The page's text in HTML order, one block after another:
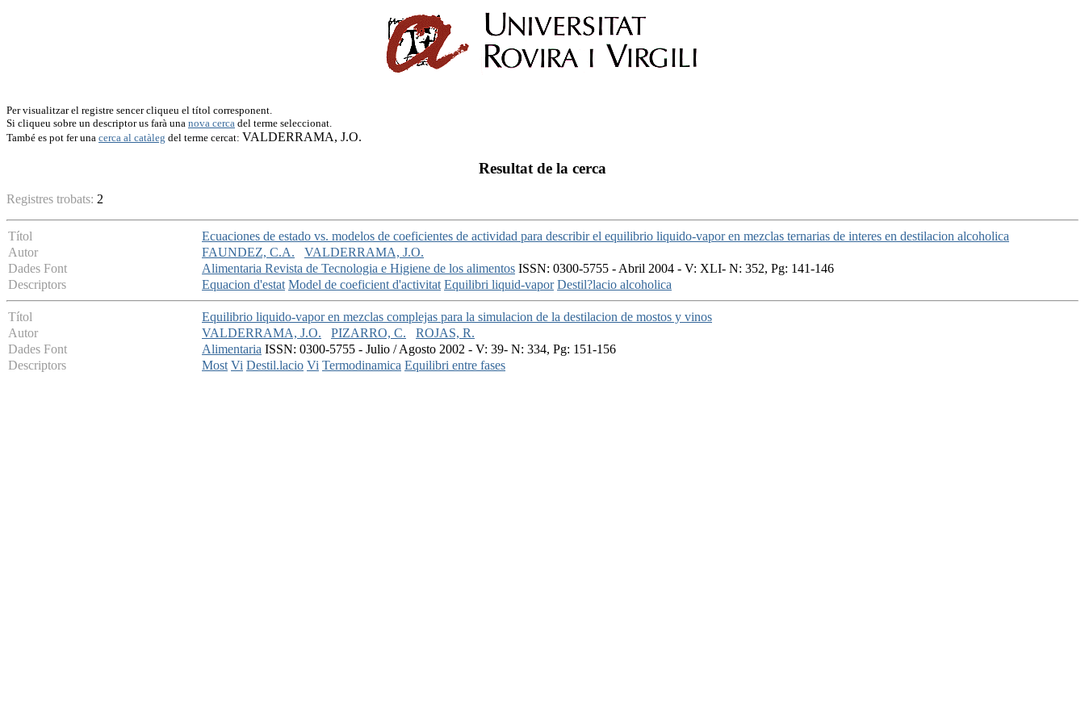
Per visualitzar el registre sencer cliqueu el títol corresponent.
Si cliqueu sobre un descriptor us farà una nova cerca del terme seleccionat.
També es pot fer una cerca al catàleg del terme cercat: VALDERRAMA, J.O.
Resultat de la cerca
Registres trobats: 2
Títol
Ecuaciones de estado vs. modelos de coeficientes de actividad para describir el equilibrio liquido-vapor en mezclas ternarias de interes en destilacion alcoholica
Autor
FAUNDEZ, C.A.
VALDERRAMA, J.O.
Dades Font
Alimentaria Revista de Tecnologia e Higiene de los alimentos ISSN: 0300-5755 - Abril 2004 - V: XLI- N: 352, Pg: 141-146
Descriptors
Equacion d'estat Model de coeficient d'activitat Equilibri liquid-vapor Destil?lacio alcoholica
Títol
Equilibrio liquido-vapor en mezclas complejas para la simulacion de la destilacion de mostos y vinos
Autor
VALDERRAMA, J.O. PIZARRO, C.
ROJAS, R.
Dades Font
Alimentaria ISSN: 0300-5755 - Julio / Agosto 2002 - V: 39- N: 334, Pg: 151-156
Descriptors
Most Vi Destil.lacio Vi Termodinamica Equilibri entre fases